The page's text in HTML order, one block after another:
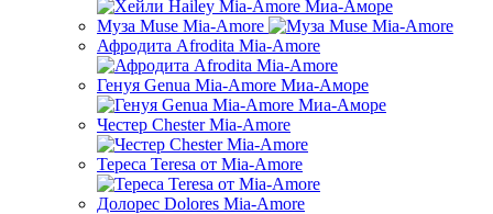
Муза Muse Mia-Amore
Афродита Afrodita Mia-Amore
Генуя Genua Mia-Amore Миа-Аморе
Честер Chester Mia-Amore
Тереса Teresa от Mia-Amore
Долорес Dolores Mia-Amore